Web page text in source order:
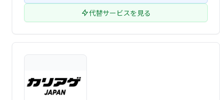
代替サービスを見る